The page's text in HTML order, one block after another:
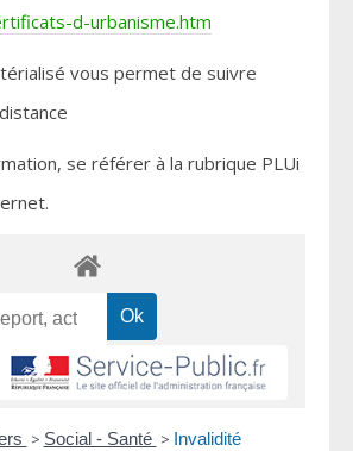
d-urbanisme.htm
vous permet de suivre
se référer à la rubrique PLUi
> Social - Santé > Invalidité